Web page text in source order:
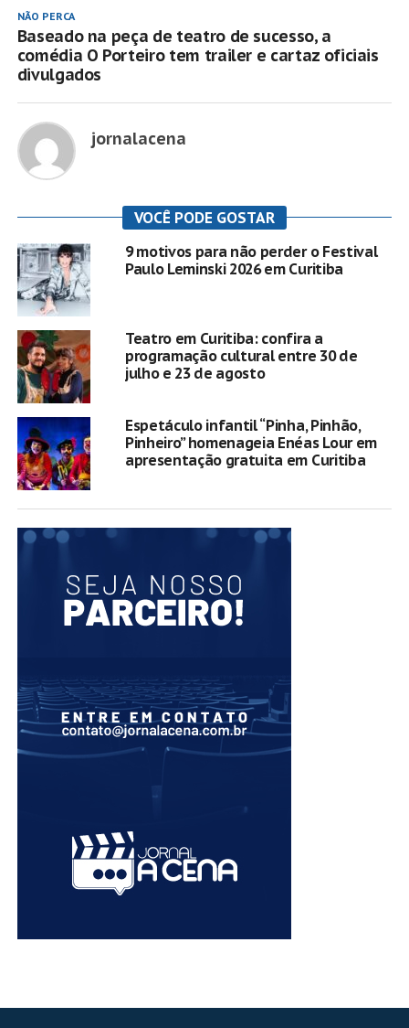
NÃO PERCA
Baseado na peça de teatro de sucesso, a
comédia O Porteiro tem trailer e cartaz oficiais
divulgados
jornalacena
VOCÊ PODE GOSTAR
9 motivos para não perder o Festival
Paulo Leminski 2026 em Curitiba
Teatro em Curitiba: confira a
programação cultural entre 30 de
julho e 23 de agosto
Espetáculo infantil “Pinha, Pinhão,
Pinheiro” homenageia Enéas Lour em
apresentação gratuita em Curitiba